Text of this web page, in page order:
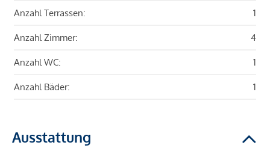
Anzahl Terrassen: 1
Anzahl Zimmer: 4
Anzahl WC: 1
Anzahl Bäder: 1
Ausstattung